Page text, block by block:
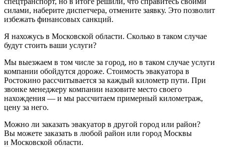
силами, наберите диспетчера, отмените заявку. Это позволит
избежать финансовых санкций.
Я нахожусь в Московской области. Сколько в таком случае
будут стоить ваши услуги?
Мы выезжаем в том числе за город, но в таком случае услуги
компании обойдутся дороже. Стоимость эвакуатора в
Ростокино рассчитывается за каждый километр пути. При
звонке менеджеру компании назовите место своего
нахождения — и мы рассчитаем примерный километраж,
цену за него.
Можно ли заказать эвакуатор в другой город или район?
Вы можете заказать в любой район или город Москвы
и Московской области.